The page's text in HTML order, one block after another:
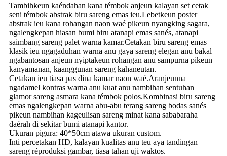
Tambihkeun kaéndahan kana témbok anjeun kalayan set cetak
seni témbok abstrak biru sareng emas ieu.Lebetkeun poster
abstrak ieu kana rohangan naon waé pikeun nyangking sagara,
ngalengkepan hiasan bumi biru atanapi emas sanés, atanapi
saimbang sareng palet warna kamar.Cetakan biru sareng emas
klasik ieu ngagaduhan warna anu gaya sareng elegan anu bakal
ngabantosan anjeun nyiptakeun rohangan anu sampurna pikeun
kanyamanan, kaanggunan sareng kahaneutan.
Cetakan ieu tiasa pas dina kamar naon waé.Aranjeunna
ngadamel kontras warna anu kuat anu nambihan sentuhan
glamor sareng asmara kana témbok polos.Kombinasi biru sareng
emas ngalengkepan warna abu-abu terang sareng bodas sanés
pikeun nambihan kageulisan sareng minat kana sababaraha
daérah di sekitar bumi atanapi kantor.
Ukuran pigura: 40*50cm atawa ukuran custom.
Inti percetakan HD, kalayan kualitas anu teu aya tandingan
sareng réproduksi gambar, tiasa tahan uji waktos.